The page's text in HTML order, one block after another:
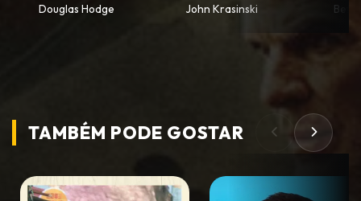
Douglas Hodge John Krasinski
TAMBÉM PODE GOSTAR